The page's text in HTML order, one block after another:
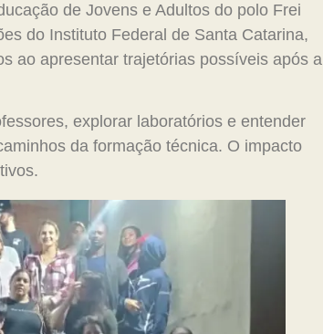
de Jovens e Adultos do polo Frei
do Instituto Federal de Santa Catarina,
ao apresentar trajetórias possíveis após a
explorar laboratórios e entender
da formação técnica. O impacto